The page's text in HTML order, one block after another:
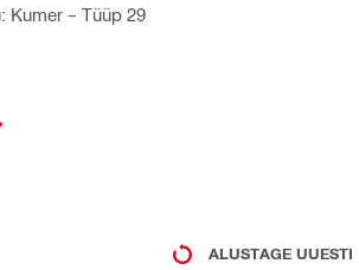
Kumer – Tüüp 29
ALUSTAGE UUESTI